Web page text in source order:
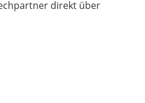
direkt über